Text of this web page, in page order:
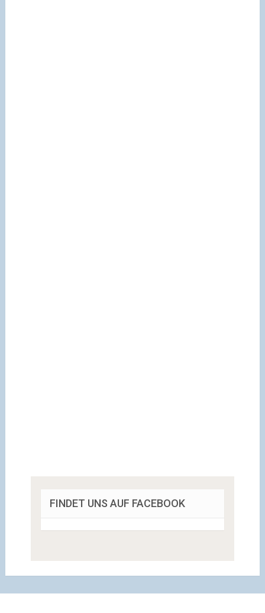
FINDET UNS AUF FACEBOOK